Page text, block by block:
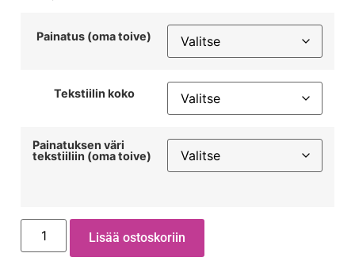
Painatus (oma toive)
Tekstiilin koko
Painatuksen väri
tekstiiliin (oma toive)
Lisää ostoskoriin